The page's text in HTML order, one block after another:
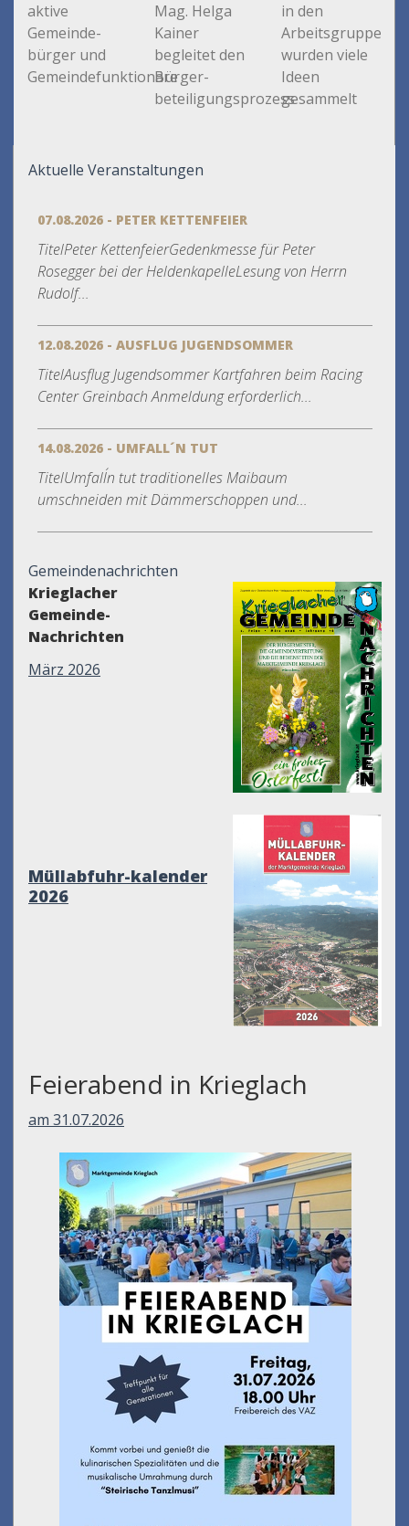
aktive
Gemeinde-
bürger und
Gemeindefunktionäre
Mag. Helga
Kainer
begleitet den
Bürger-
beteiligungsprozess
in den
Arbeitsgruppen
wurden viele
Ideen
gesammelt
Aktuelle Veranstaltungen
07.08.2026 - PETER KETTENFEIER
TitelPeter KettenfeierGedenkmesse für Peter
Rosegger bei der HeldenkapelleLesung von Herrn
Rudolf...
12.08.2026 - AUSFLUG JUGENDSOMMER
TitelAusflug Jugendsommer Kartfahren beim Racing
Center Greinbach Anmeldung erforderlich...
14.08.2026 - UMFALL´N TUT
TitelUmfall´n tut traditionelles Maibaum
umschneiden mit Dämmerschoppen und...
Gemeindenachrichten
Krieglacher
Gemeinde-
Nachrichten
März 2026
Müllabfuhr-kalender
2026
Feierabend in Krieglach
am 31.07.2026